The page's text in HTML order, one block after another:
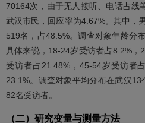
70164次，由于无人接听、电话占线
武汉市民，回应率为4.67%。其中，
519名，占48.5%。调查对象年龄分
具体来说，18-24岁受访者占8.2%，
受访者占21.48%，45-54岁受访者
23.1%。调查对象平均分布在武汉
82名受访者。
（二）研究变量与测量方法